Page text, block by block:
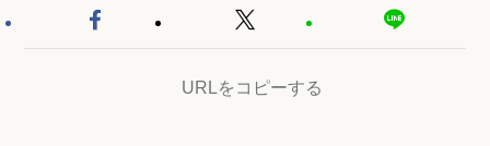
URLをコピーする